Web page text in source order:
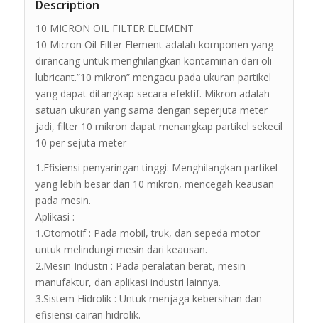
Description
10 MICRON OIL FILTER ELEMENT
10 Micron Oil Filter Element adalah komponen yang
dirancang untuk menghilangkan kontaminan dari oli
lubricant.”10 mikron” mengacu pada ukuran partikel
yang dapat ditangkap secara efektif. Mikron adalah
satuan ukuran yang sama dengan seperjuta meter
jadi, filter 10 mikron dapat menangkap partikel sekecil
10 per sejuta meter
1.Efisiensi penyaringan tinggi: Menghilangkan partikel
yang lebih besar dari 10 mikron, mencegah keausan
pada mesin.
Aplikasi :
1.Otomotif : Pada mobil, truk, dan sepeda motor
untuk melindungi mesin dari keausan.
2.Mesin Industri : Pada peralatan berat, mesin
manufaktur, dan aplikasi industri lainnya.
3.Sistem Hidrolik : Untuk menjaga kebersihan dan
efisiensi cairan hidrolik.